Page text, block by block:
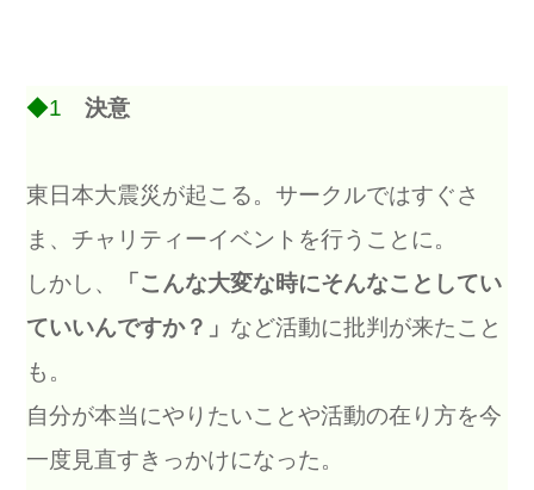
◆1 決意
東日本大震災が起こる。サークルではすぐさ
ま、チャリティーイベントを行うことに。
しかし、
「こんな大変な時にそんなことしてい
ていいんですか？」 など活動に批判が来たこと
も。
自分が本当にやりたいことや活動の在り方を今
一度見直すきっかけになった。